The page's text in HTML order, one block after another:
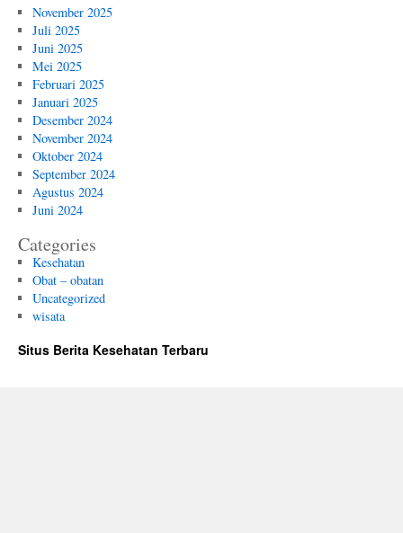
November 2025
Juli 2025
Juni 2025
Mei 2025
Februari 2025
Januari 2025
Desember 2024
November 2024
Oktober 2024
September 2024
Agustus 2024
Juni 2024
Categories
Kesehatan
Obat – obatan
Uncategorized
wisata
Situs Berita Kesehatan Terbaru